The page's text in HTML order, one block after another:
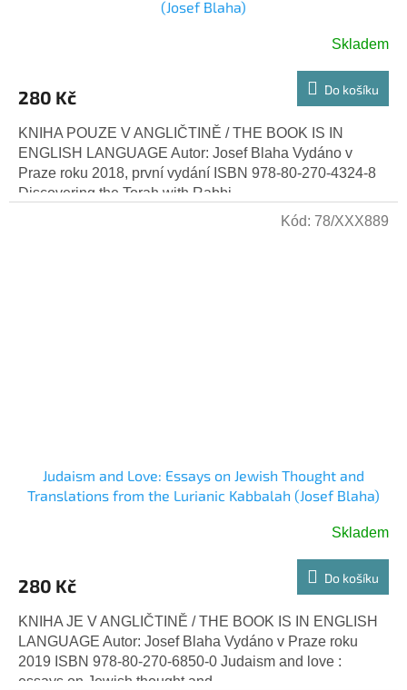
(Josef Blaha)
Skladem
280 Kč Do košíku
KNIHA POUZE V ANGLIČTINĚ / THE BOOK IS IN
ENGLISH LANGUAGE Autor: Josef Blaha Vydáno v
Praze roku 2018, první vydání ISBN 978-80-270-4324-8
Discovering the Torah with Rabbi...
Judaism and Love: Essays on Jewish Thought and
Translations from the Lurianic Kabbalah (Josef Blaha)
Skladem
280 Kč Do košíku
KNIHA JE V ANGLIČTINĚ / THE BOOK IS IN ENGLISH
LANGUAGE Autor: Josef Blaha Vydáno v Praze roku
2019 ISBN 978-80-270-6850-0 Judaism and love :
essays on Jewish thought and...
Kód: 78/XXX889